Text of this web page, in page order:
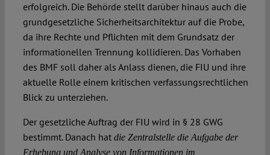
erfolgreich. Die Behörde stellt darüber hinaus auch die
grundgesetzliche Sicherheitsarchitektur auf die Probe,
da ihre Rechte und Pflichten mit dem Grundsatz der
informationellen Trennung kollidieren. Das Vorhaben
des BMF soll daher als Anlass dienen, die FIU und ihre
aktuelle Rolle einem kritischen verfassungsrechtlichen
Blick zu unterziehen.
Der gesetzliche Auftrag der FIU wird in § 28 GWG
bestimmt. Danach hat die Zentralstelle die Aufgabe der
Erhebung und Analyse von Informationen im